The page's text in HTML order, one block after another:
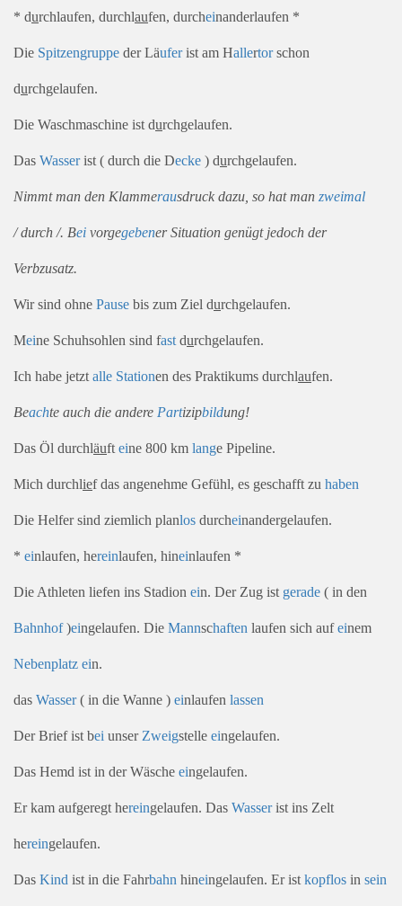
* durchlaufen, durchlaufen, durcheinanderlaufen *
Die Spitzengruppe der Läuferist am Hallertorschon
durchgelaufen.
Die Waschmaschine ist durchgelaufen.
Das Wasserist ( durch die Decke ) durchgelaufen.
Nimmt man den Klammerausdruck dazu, so hat man zweimal
/ durch /. Bei vorgegebener Situation genügt jedoch der
Verbzusatz.
Wir sind ohne Pause bis zum Ziel durchgelaufen.
Meine Schuhsohlen sind fast durchgelaufen.
Ich habe jetzt alle Stationen des Praktikums durchlaufen.
Beachte auch die andere Partizipbildung!
Das Öl durchläuft eine 800 km lange Pipeline.
Mich durchlief das angenehme Gefühl, es geschafft zu haben
Die Helfer sind ziemlich planlos durcheinandergelaufen.
* einlaufen, hereinlaufen, hineinlaufen *
Die Athleten liefen ins Stadion ein. Der Zug ist gerade ( in den
Bahnhof)eingelaufen. Die Mannschaften laufen sich aufeinem
Nebenplatz ein.
das Wasser( in die Wanne ) einlaufen lassen
Der Brief ist bei unser Zweigstelle eingelaufen.
Das Hemd ist in der Wäsche eingelaufen.
Er kam aufgeregt hereingelaufen. Das Wasserist ins Zelt
hereingelaufen.
Das Kind ist in die Fahrbahn hineingelaufen. Er ist kopflos in sein